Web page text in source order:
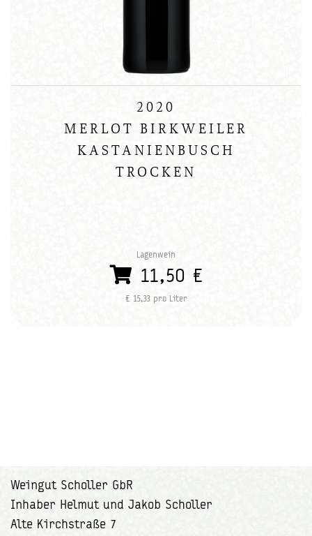
2020
MERLOT BIRKWEILER
KASTANIENBUSCH
TROCKEN
Lagenwein
11,50 €
€ 15,33 pro Liter
Weingut Scholler GbR
Inhaber Helmut und Jakob Scholler
Alte Kirchstraße 7